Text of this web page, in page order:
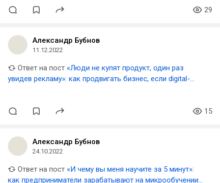
29
Александр Бубнов
11.12.2022
Ответ на пост «Люди не купят продукт, один раз
увидев рекламу»: как продвигать бизнес, если digital-
15
Александр Бубнов
24.10.2022
Ответ на пост «И чему вы меня научите за 5 минут»:
как предприниматели зарабатывают на микрообучении